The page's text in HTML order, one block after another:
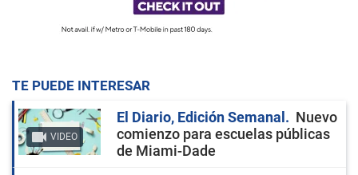
TE PUEDE INTERESAR
VIDEO
El Diario, Edición Semanal
Nuevo
comienzo para escuelas públicas
de Miami-Dade